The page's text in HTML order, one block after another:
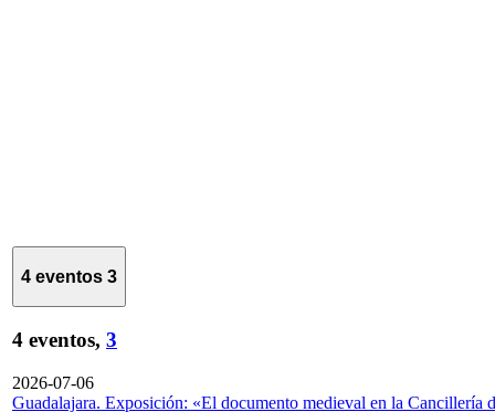
4 eventos 3
4 eventos, 3
2026-07-06
Guadalajara. Exposición: «El documento medieval en la Cancillería